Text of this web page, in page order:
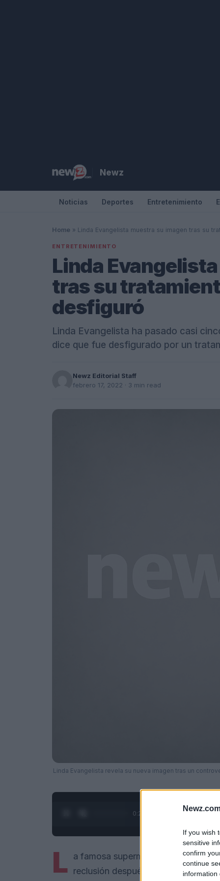
If you wish
sensitive
confirm
continue
information
Newz
Noticias Deportes Entretenimiento
Home » Linda Evangelista muestra su imagen tras su
ENTRETENIMIENTO
Linda
tras su
desfiguró
Linda Evangelista ha pasado casi
dice que fue desfigurado por un
Newz Editorial Staff
febrero 17, 2022 · 3 min read
Linda Evangelista revela su nueva imagen tras un
0:28 / 3:19
L a famosa supermodelo Linda
reclusión después de que ella dice